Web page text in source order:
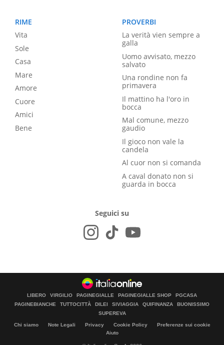
RIME
Vita
Sole
Casa
Mare
Amore
Cuore
Amici
Bene
PROVERBI
La verità vien sempre a
galla
Uomo avvisato, mezzo
salvato
Una rondine non fa
primavera
Il mattino ha l'oro in
bocca
Mal comune, mezzo
gaudio
Il gioco non vale la
candela
Al cuor non si comanda
A caval donato non si
guarda in bocca
Seguici su
LIBERO VIRGILIO PAGINEGIALLE PAGINEGIALLE SHOP
PGCASA
PAGINEBIANCHE
TUTTOCITTÀ DILEI SIVIAGGIA QUIFINANZA
BUONISSIMO
SUPEREVA
Chi siamo Note Legali Privacy Cookie Policy
Preferenze sui cookie
Aiuto